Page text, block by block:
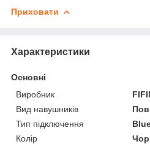
Приховати
Характеристики
Основні
Виробник
Вид навушників
Тип підключення
Колір